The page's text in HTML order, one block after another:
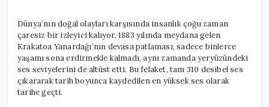
Yanardağı’nın
Patlaması
için
Dünya’nın doğal olayları karşısında insanlık çoğu zaman
çaresiz bir izleyici kalıyor. 1883 yılında meydana gelen
Krakatoa Yanardağı’nın devasa patlaması, sadece binlerce
yaşamı sona erdirmekle kalmadı, aynı zamanda yeryüzündeki
ses seviyelerini de altüst etti. Bu felaket, tam 310 desibel ses
çıkararak tarih boyunca kaydedilen en yüksek ses olarak
tarihe geçti.